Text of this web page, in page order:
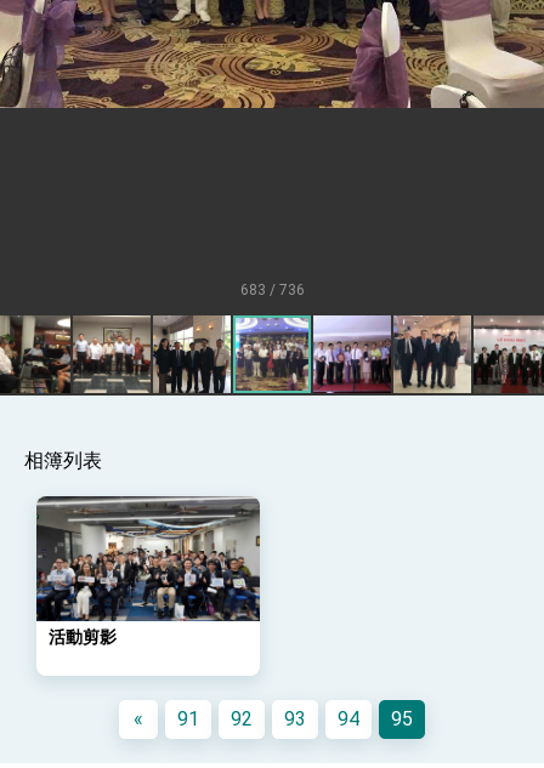
外交部長林佳龍出席《台灣光華雜誌》50週年慶
「見證蛻變，分享世界的光華」開幕式，期許數
位轉 型迎向下個50年
總統主持「台美經濟繁榮夥伴對話」記者會 說
明臺美合作三大戰略方向 盼與民主夥伴共同引
領 下一個世代的繁榮
外交部長林佳龍接受印尼「時代雜誌」專訪，闡
卓揆：臺美關稅談判階段性結果有助臺灣取得有
利戰略地位 全力支持「臺美對等貿易協定」簽署
外交部與數位發展部攜手合作，整合台灣雄厚數
位實力，達成固邦榮邦目標
外交部長林佳龍主持第35次「參與亞太經濟合作
總統以「韌性之島，希望之光」為題發表2026新
年談話
總統主持「守護民主台灣國安行動方案」記者
會 強調以實力守護台海和平 以決心掌握國家
命運
變局中 奮起的新臺灣 總統發表國慶演說
賴總統就職演說影片
683 / 736
相簿列表
活動剪影
« 91 92 93 94 95